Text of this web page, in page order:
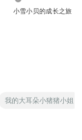
小雪小贝的成长之旅
我的大耳朵小猪猪小姐